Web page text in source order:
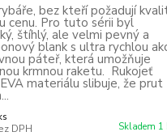
bez kteří požadují
cenu. Pro tuto sérii byl
štíhlý, ale velmi pevný a
blank s ultra rychlou
páteř, která umožňuje
krmnou raketu. Rukojeť
materiálu slibuje, že prut
DPH Skladem 1